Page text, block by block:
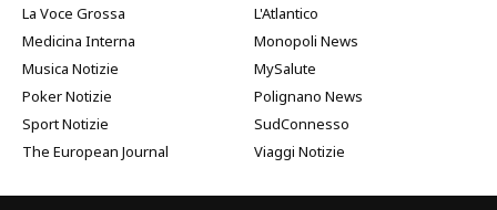
La Voce Grossa
L'Atlantico
Medicina Interna
Monopoli News
Musica Notizie
MySalute
Poker Notizie
Polignano News
Sport Notizie
SudConnesso
The European Journal
Viaggi Notizie